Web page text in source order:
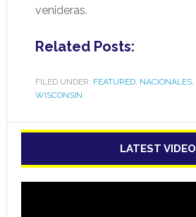
venideras.
Related Posts:
FILED UNDER: FEATURED, NACIONALES,
WISCONSIN
LATEST VIDEO